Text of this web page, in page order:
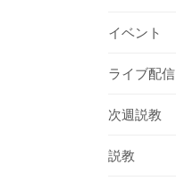
イベント
ライブ配信
次週説教
説教